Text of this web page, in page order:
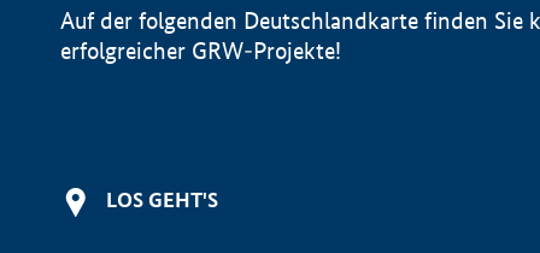
Auf der folgenden Deutschlandkarte finden Sie
erfolgreicher GRW-Projekte!
LOS GEHT'S